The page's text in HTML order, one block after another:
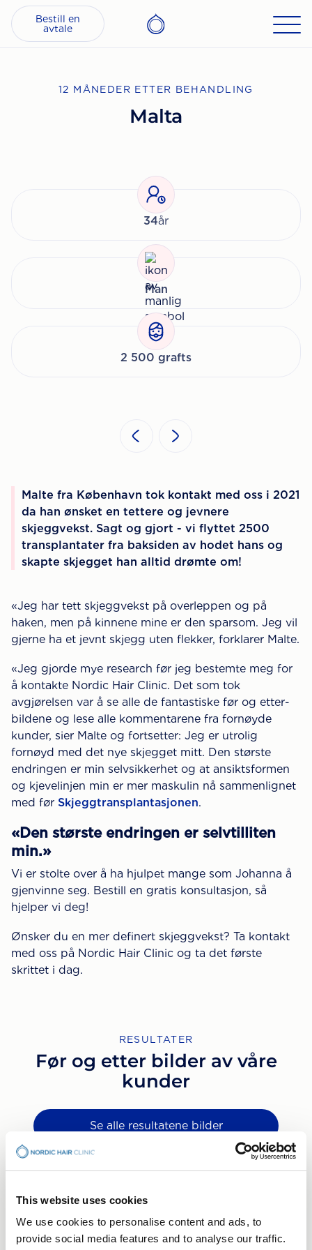
This website uses cookies
We use cookies to personalise content and ads, to
provide social media features and to analyse our traffic.
Bestill en
avtale
12 MÅNEDER ETTER BEHANDLING
Malta
34år
Man
2 500 grafts
Malte fra København tok kontakt med oss i 2021
da han ønsket en tettere og jevnere
skjeggvekst. Sagt og gjort - vi flyttet 2500
transplantater fra baksiden av hodet hans og
skapte skjegget han alltid drømte om!
«Jeg har tett skjeggvekst på overleppen og på
haken, men på kinnene mine er den sparsom. Jeg vil
gjerne ha et jevnt skjegg uten flekker, forklarer Malte.
«Jeg gjorde mye research før jeg bestemte meg for
å kontakte Nordic Hair Clinic. Det som tok
avgjørelsen var å se alle de fantastiske før og etter-
bildene og lese alle kommentarene fra fornøyde
kunder, sier Malte og fortsetter: Jeg er utrolig
fornøyd med det nye skjegget mitt. Den største
endringen er min selvsikkerhet og at ansiktsformen
og kjevelinjen min er mer maskulin nå sammenlignet
med før Skjeggtransplantasjonen.
«Den største endringen er selvtilliten
min.»
Vi er stolte over å ha hjulpet mange som Johanna å
gjenvinne seg. Bestill en gratis konsultasjon, så
hjelper vi deg!
Ønsker du en mer definert skjeggvekst? Ta kontakt
med oss på Nordic Hair Clinic og ta det første
skrittet i dag.
RESULTATER
Før og etter bilder av våre
kunder
Se alle resultatene bilder